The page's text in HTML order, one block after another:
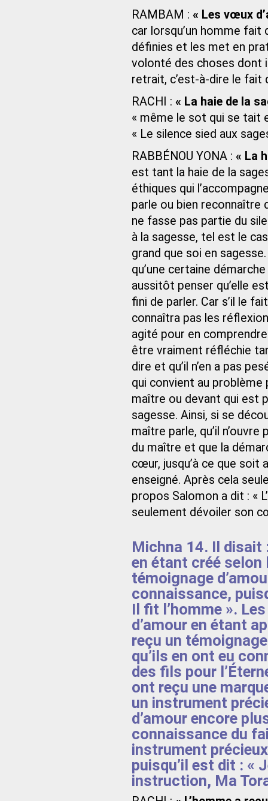
RAMBAM : « Les vœux
car lorsqu’un homme
définies et les met en
volonté des choses dont
retrait, c’est-à-dire le fait
RACHI : « La haie de la
« même le sot qui se tait
« Le silence sied aux
RABBÉNOU YONA : « La
est tant la haie de la
éthiques qui
parle ou bien reconnaître
ne fasse pas partie du
à la sagesse, tel est le
grand que soi en
qu’une certaine
aussitôt penser qu’elle
fini de parler. Car s’il le
connaîtra pas les
agité pour en
être vraiment réfléchie
dire et qu’il n’en a pas
qui convient au problème
maître ou devant qui est
sagesse. Ainsi, si se
maître parle, qu’il
du maître et que la
cœur, jusqu’à ce que soit
enseigné. Après cela
propos Salomon a dit : «
seulement dévoiler son
Michna 14. Il disait
en étant créé selon
témoignage
connaissance,
Il fit l’homme ».
d’amour en étant
reçu un
qu’ils en ont eu
des fils pour
ont reçu une
un instrument
d’amour encore
connaissance du
instrument
puisqu’il est dit : «
instruction, Ma